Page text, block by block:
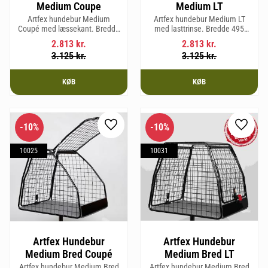
Medium Coupe
Artfex hundebur Medium
Coupé med læssekant. Bredde
495 mm, højde 675 mm, dybde
830 mm og vægt 15,8 kg.
2.813 kr.
3.125kr.
KØB
Medium LT
Artfex hundebur Medium LT
med lasttrinse. Bredde 495
mm, Højde 675 mm, Dybde 830
mm og vægt 17 kg.
2.813 kr.
3.125kr.
KØB
Artfex Hundebur
Medium Bred Coupé
10%
10025
Gem som favorit
Artfex Hundebur
Medium Bred LT
10%
10031
Gem